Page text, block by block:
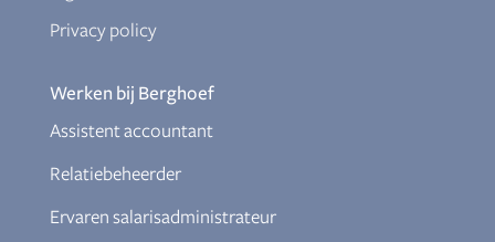
Privacy policy
Werken bij Berghoef
Assistent accountant
Relatiebeheerder
Ervaren salarisadministrateur